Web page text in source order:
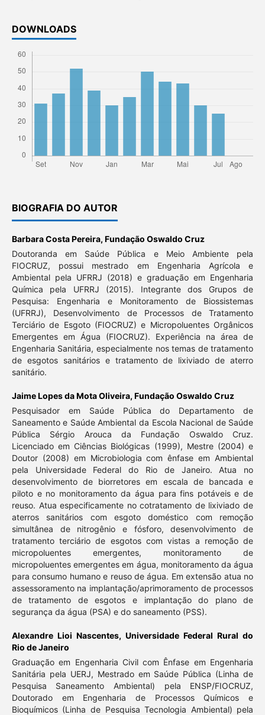
DOWNLOADS
BIOGRAFIA DO AUTOR
Barbara Costa Pereira, Fundação Oswaldo Cruz
Doutoranda em Saúde Pública e Meio Ambiente pela
FIOCRUZ, possui mestrado em Engenharia Agrícola e
Ambiental pela UFRRJ (2018) e graduação em Engenharia
Química pela UFRRJ (2015). Integrante dos Grupos de
Pesquisa: Engenharia e Monitoramento de Biossistemas
(UFRRJ), Desenvolvimento de Processos de Tratamento
Terciário de Esgoto (FIOCRUZ) e Micropoluentes Orgânicos
Emergentes em Água (FIOCRUZ). Experiência na área de
Engenharia Sanitária, especialmente nos temas de tratamento
de esgotos sanitários e tratamento de lixiviado de aterro
sanitário.
Jaime Lopes da Mota Oliveira, Fundação Oswaldo Cruz
Pesquisador em Saúde Pública do Departamento de
Saneamento e Saúde Ambiental da Escola Nacional de Saúde
Pública Sérgio Arouca da Fundação Oswaldo Cruz.
Licenciado em Ciências Biológicas (1999), Mestre (2004) e
Doutor (2008) em Microbiologia com ênfase em Ambiental
pela Universidade Federal do Rio de Janeiro. Atua no
desenvolvimento de biorretores em escala de bancada e
piloto e no monitoramento da água para fins potáveis e de
reuso. Atua especificamente no cotratamento de lixiviado de
aterros sanitários com esgoto doméstico com remoção
simultânea de nitrogênio e fósforo, desenvolvimento de
tratamento terciário de esgotos com vistas a remoção de
micropoluentes emergentes, monitoramento de
micropoluentes emergentes em água, monitoramento da água
para consumo humano e reuso de água. Em extensão atua no
assessoramento na implantação/aprimoramento de processos
de tratamento de esgotos e implantação do plano de
segurança da água (PSA) e do saneamento (PSS).
Alexandre Lioi Nascentes, Universidade Federal Rural do
Rio de Janeiro
Graduação em Engenharia Civil com Ênfase em Engenharia
Sanitária pela UERJ, Mestrado em Saúde Pública (Linha de
Pesquisa Saneamento Ambiental) pela ENSP/FIOCRUZ,
Doutorado em Engenharia de Processos Químicos e
Bioquímicos (Linha de Pesquisa Tecnologia Ambiental) pela